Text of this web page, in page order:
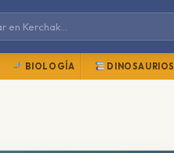
BIOLOGÍA DINOSAURIOS